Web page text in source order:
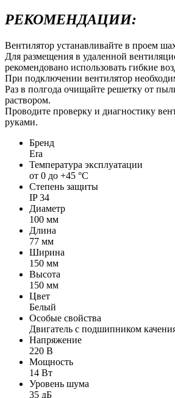
РЕКОМЕНДАЦИИ:
Вентилятор устанавливайте в проем
Для размещения в удаленной
рекомендовано использовать гибкие
При подключении вентилятор
Раз в полгода очищайте решетку от
раствором.
Проводите проверку и диагностику
руками.
Бренд
Era
Температура эксплуатации
от 0 до +45 °C
Степень защиты
IP 34
Диаметр
100 мм
Длина
77 мм
Ширина
150 мм
Высота
150 мм
Цвет
Белый
Особые свойства
Двигатель с подшипником
Напряжение
220 В
Мощность
14 Вт
Уровень шума
35 дБ